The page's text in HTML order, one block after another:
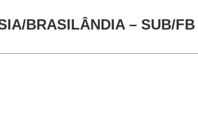
BRASILÂNDIA – SUB/